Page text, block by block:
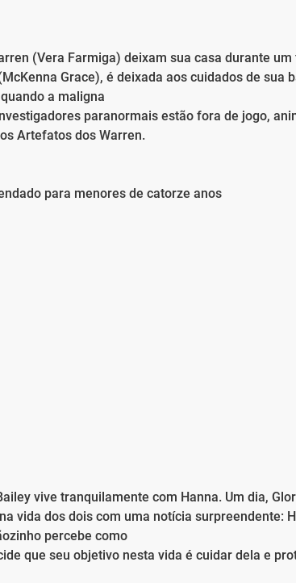
(Vera Farmiga) deixam sua casa durante
Grace), é deixada aos cuidados de sua
a maligna
paranormais estão fora de jogo,
Artefatos dos Warren.
para menores de catorze anos
vive tranquilamente com Hanna. Um dia,
vida dos dois com uma notícia surpreendente:
percebe como
que seu objetivo nesta vida é cuidar dela e